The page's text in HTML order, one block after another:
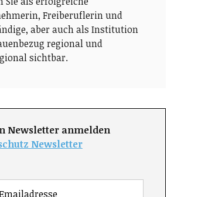
Freiberuflerin und
aber auch als Institution
regional und
sichtbar.
Newsletter anmelden
Newsletter